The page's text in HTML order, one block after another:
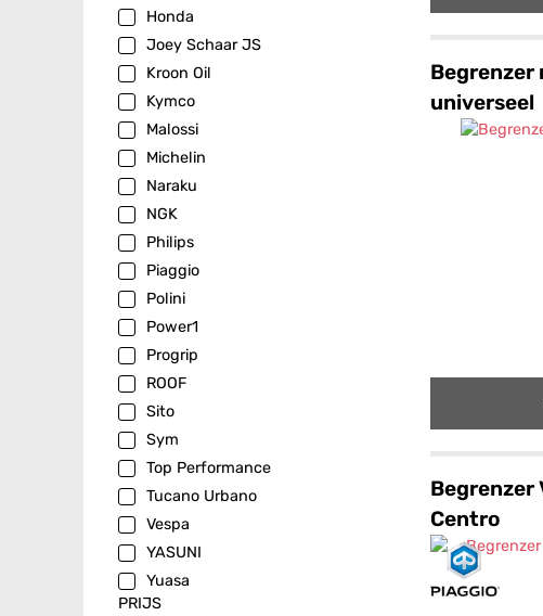
Honda
Joey Schaar JS
Kroon Oil
Kymco
Malossi
Michelin
Naraku
NGK
Philips
Piaggio
Polini
Power1
Progrip
ROOF
Sito
Sym
Top Performance
Tucano Urbano
Vespa
YASUNI
Yuasa
PRIJS
Begrenzer
universeel
Begrenzer
Centro